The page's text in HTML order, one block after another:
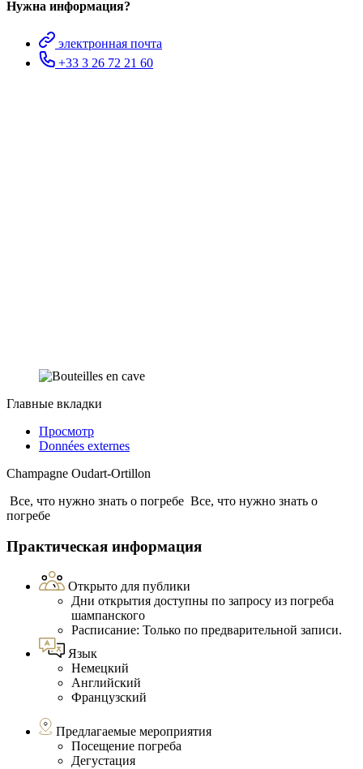
Нужна информация?
электронная почта
+33 3 26 72 21 60
Главные вкладки
Просмотр
Données externes
Champagne Oudart-Ortillon
Все, что нужно знать о погребе Все, что нужно знать о
погребе
Практическая информация
Открыто для публики
Дни открытия доступны по запросу из погреба
шампанского
Расписание: Только по предварительной записи.
Язык
Немецкий
Английский
Французский
Предлагаемые мероприятия
Посещение погреба
Дегустация